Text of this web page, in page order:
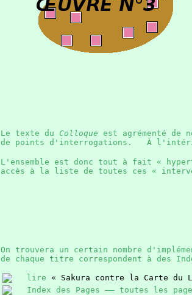
Le texte du Colloque est agrémenté de
de points d'interrogations. À
L'ensemble est donc tout à fait «
accès à la liste de toutes ces «
On trouvera un certain nombre
de chaque titre correspondent à des
lire « Sakura contre la Carte du
Index des Pages —— toutes les